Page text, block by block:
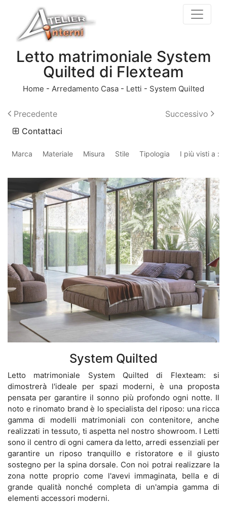
Letto matrimoniale System
Quilted di Flexteam
Home - Arredamento Casa - Letti - System Quilted
Precedente
Successivo
Contattaci
Marca Materiale Misura Stile Tipologia I più visti a :
System Quilted
Letto matrimoniale System Quilted di Flexteam: si
dimostrerà l'ideale per spazi moderni, è una proposta
pensata per garantire il sonno più profondo ogni notte. Il
noto e rinomato brand è lo specialista del riposo: una ricca
gamma di modelli matrimoniali con contenitore, anche
realizzati in tessuto, ti aspetta nel nostro showroom. I Letti
sono il centro di ogni camera da letto, arredi essenziali per
garantire un riposo tranquillo e ristoratore e il giusto
sostegno per la spina dorsale. Con noi potrai realizzare la
zona notte proprio come l'avevi immaginata, bella e di
grande qualità nonché completa di un'ampia gamma di
elementi accessori moderni.